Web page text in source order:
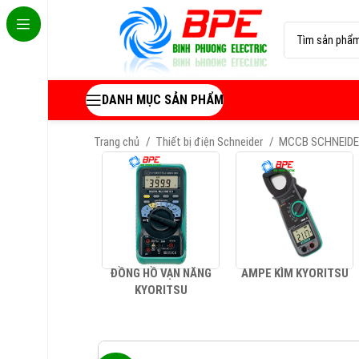
DANH MỤC SẢN PHẨM
Trang chủ Thiết bị điện Schneider MCCB
ĐỒNG HỒ VẠN NĂNG
KYORITSU
AMPE KÌM KYORITSU